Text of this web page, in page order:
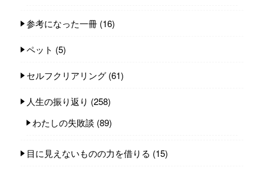
参考になった一冊 (16)
ペット (5)
セルフクリアリング (61)
人生の振り返り (258)
わたしの失敗談 (89)
目に見えないものの力を借りる (15)